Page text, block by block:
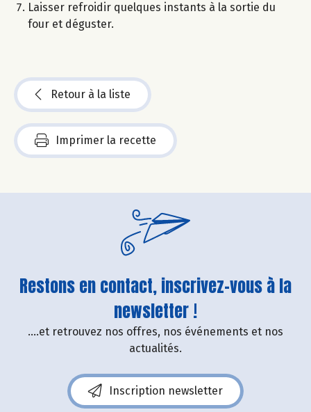
Laisser refroidir quelques instants à la sortie du
four et déguster.
Retour à la liste
Imprimer la recette
Restons en contact, inscrivez-vous à la
newsletter !
....et retrouvez nos offres, nos événements et nos
actualités.
Inscription newsletter